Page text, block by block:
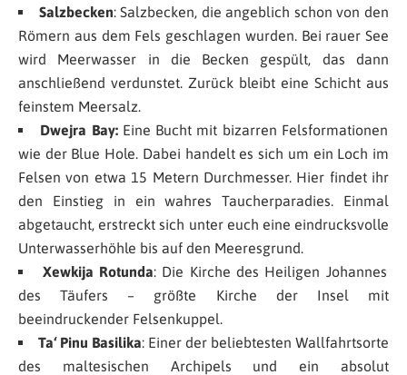
Salzbecken: Salzbecken, die angeblich schon von den
Römern aus dem Fels geschlagen wurden. Bei rauer See
wird Meerwasser in die Becken gespült, das dann
anschließend verdunstet. Zurück bleibt eine Schicht aus
feinstem Meersalz.
Dwejra Bay: Eine Bucht mit bizarren Felsformationen
wie der Blue Hole. Dabei handelt es sich um ein Loch im
Felsen von etwa 15 Metern Durchmesser. Hier findet ihr
den Einstieg in ein wahres Taucherparadies. Einmal
abgetaucht, erstreckt sich unter euch eine eindrucksvolle
Unterwasserhöhle bis auf den Meeresgrund.
Xewkija Rotunda: Die Kirche des Heiligen Johannes
des Täufers – größte Kirche der Insel mit
beeindruckender Felsenkuppel.
Ta‘ Pinu Basilika: Einer der beliebtesten Wallfahrtsorte
des maltesischen Archipels und ein absolut